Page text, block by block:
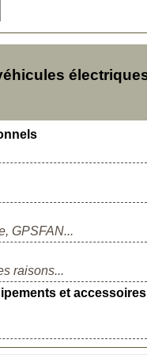
GPSFAN...
raisons...
et accessoires